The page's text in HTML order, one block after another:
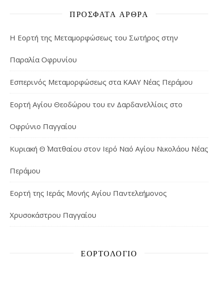
ΠΡΌΣΦΑΤΑ ΆΡΘΡΑ
Η Εορτή της Μεταμορφώσεως του Σωτήρος στην
Παραλία Οφρυνίου
Εσπερινός Μεταμορφώσεως στα ΚΑΑΥ Νέας Περάμου
Εορτή Αγίου Θεοδώρου του εν Δαρδανελλίοις στο
Οφρύνιο Παγγαίου
Κυριακή Θ΄ Ματθαίου στον Ιερό Ναό Αγίου Νικολάου Νέας
Περάμου
Εορτή της Ιεράς Μονής Αγίου Παντελεήμονος
Χρυσοκάστρου Παγγαίου
ΕΟΡΤΟΛΌΓΙΟ